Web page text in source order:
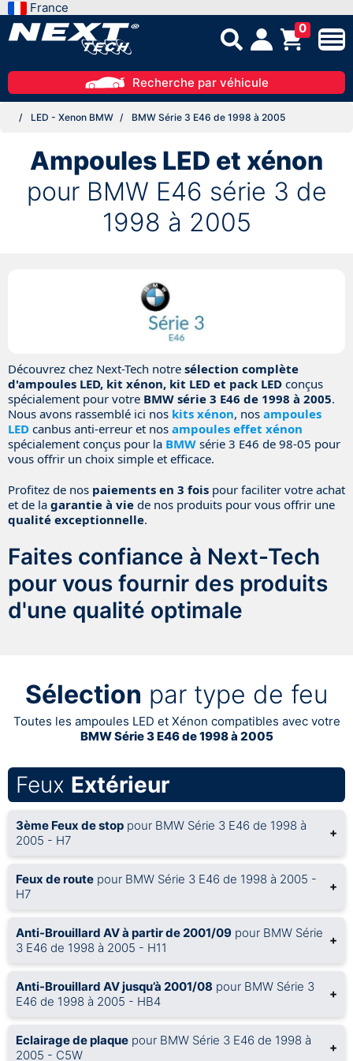
France
0
Recherche par véhicule
LED - Xenon BMW BMW Série 3 E46 de 1998 à 2005
Ampoules LED et xénon
pour BMW E46 série 3 de
1998 à 2005
Découvrez chez Next-Tech notre sélection complète
d'ampoules LED, kit xénon, kit LED et pack LED conçus
spécialement pour votre BMW série 3 E46 de 1998 à 2005.
Nous avons rassemblé ici nos kits xénon, nos ampoules
LED canbus anti-erreur et nos ampoules effet xénon
spécialement conçus pour la BMW série 3 E46 de 98-05 pour
vous offrir un choix simple et efficace.
Profitez de nos paiements en 3 fois pour faciliter votre achat
et de la garantie à vie de nos produits pour vous offrir une
qualité exceptionnelle.
Faites confiance à Next-Tech
pour vous fournir des produits
d'une qualité optimale
Sélection par type de feu
Toutes les ampoules LED et Xénon compatibles avec votre
BMW Série 3 E46 de 1998 à 2005
Feux Extérieur
3ème Feux de stop pour BMW Série 3 E46 de 1998 à
2005 - H7
+
Feux de route pour BMW Série 3 E46 de 1998 à 2005 -
H7
+
Anti-Brouillard AV à partir de 2001/09 pour BMW Série
3 E46 de 1998 à 2005 - H11
+
Anti-Brouillard AV jusqu’à 2001/08 pour BMW Série 3
E46 de 1998 à 2005 - HB4
+
Eclairage de plaque pour BMW Série 3 E46 de 1998 à
2005 - C5W
+